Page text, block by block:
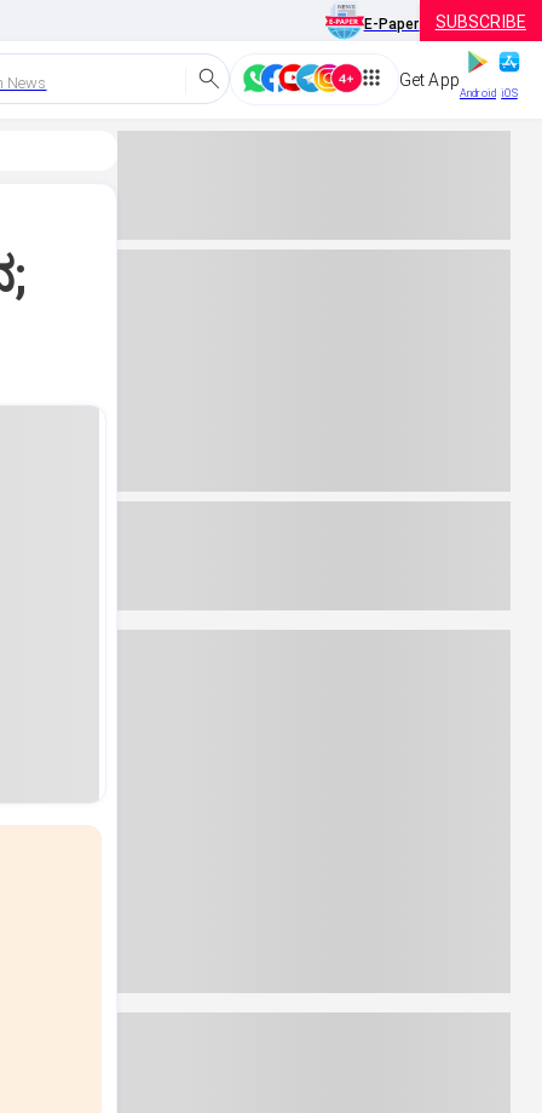
E-Paper SUBSCRIBE
News Get App
Android iOS